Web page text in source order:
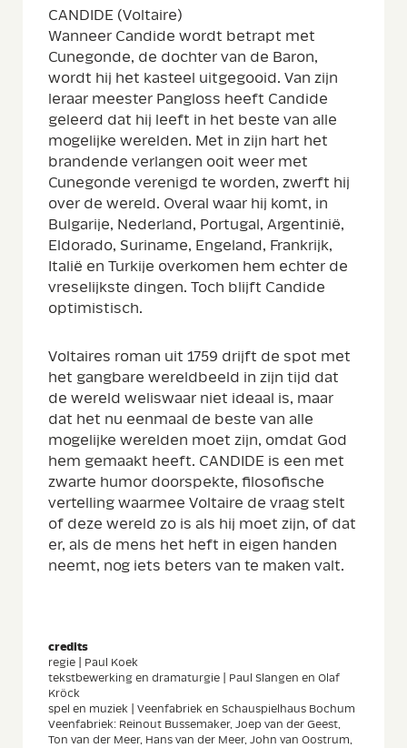
CANDIDE (Voltaire)
Wanneer Candide wordt betrapt met
Cunegonde, de dochter van de Baron,
wordt hij het kasteel uitgegooid. Van zijn
leraar meester Pangloss heeft Candide
geleerd dat hij leeft in het beste van alle
mogelijke werelden. Met in zijn hart het
brandende verlangen ooit weer met
Cunegonde verenigd te worden, zwerft hij
over de wereld. Overal waar hij komt, in
Bulgarije, Nederland, Portugal, Argentinië,
Eldorado, Suriname, Engeland, Frankrijk,
Italië en Turkije overkomen hem echter de
vreselijkste dingen. Toch blijft Candide
optimistisch.
Voltaires roman uit 1759 drijft de spot met
het gangbare wereldbeeld in zijn tijd dat
de wereld weliswaar niet ideaal is, maar
dat het nu eenmaal de beste van alle
mogelijke werelden moet zijn, omdat God
hem gemaakt heeft. CANDIDE is een met
zwarte humor doorspekte, filosofische
vertelling waarmee Voltaire de vraag stelt
of deze wereld zo is als hij moet zijn, of dat
er, als de mens het heft in eigen handen
neemt, nog iets beters van te maken valt.
credits
regie | Paul Koek
tekstbewerking en dramaturgie | Paul Slangen en Olaf
Kröck
spel en muziek | Veenfabriek en Schauspielhaus Bochum
Veenfabriek: Reinout Bussemaker, Joep van der Geest,
Ton van der Meer, Hans van der Meer, John van Oostrum,